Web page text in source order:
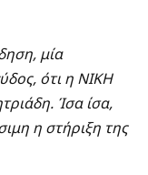
μία
ότι η ΝΙΚΗ
Ίσα ίσα,
η στήριξη της